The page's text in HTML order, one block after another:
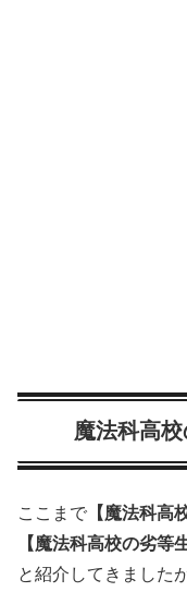
魔法科高
ここまで 【魔法科高
【魔法科高校の劣等
と紹介してきました